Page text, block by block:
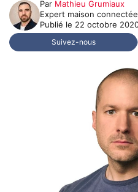
Par Mathieu Grumiaux
Expert maison connectée
Publié le 22 octobre
Suivez-nous